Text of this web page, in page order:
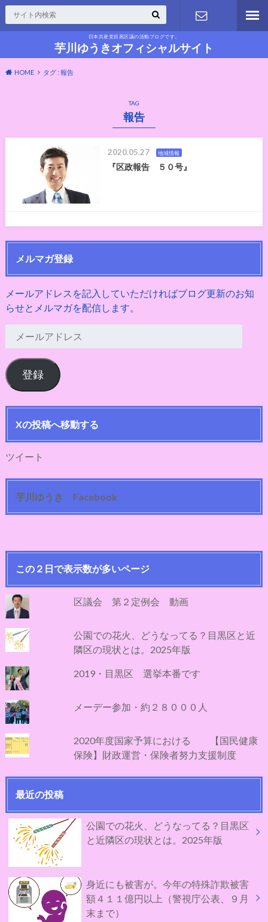
日本共産党目黒区議の活動ブログです。
芋川ゆうきオフィシャルサイト
お問い合わ
HOME タグ : 報告
TAG
報告
2020.05.27 地域情報
『区政報告 ５０号』
メルマガ登録
メールアドレスを記入していただければブログ更新のお知
らせとメルマガを配信します。
ー
ル
ア
ド
登録
Xの投稿へ移動する
ツイート
芋川ゆうき Facebook
この２日で表示数が多いページ
区議会 第２定例会 動画
公園での花火、どうなってる？目黒区と近
隣区の現状とは。2025年版
2019・目黒区 選挙本番です
メーデー参加・約２８０００人
2020年度国家予算における 【国民健康
保険】財政運営・保険者努力支援制度
最近の投稿
公園での花火、どうなってる？目黒区
と近隣区の現状とは。2025年版
身近にも被害が。今年の特殊詐欺被害
額４１１億円以上（警視庁公表、９月
末まで）